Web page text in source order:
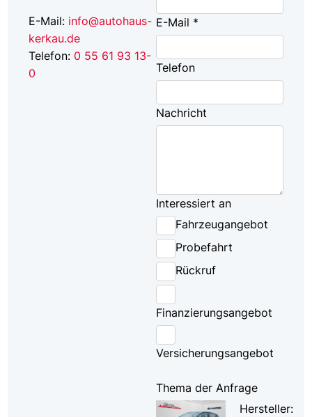
E-Mail: info@autohaus-
kerkau.de
Telefon: 0 55 61 93 13-
0
E-Mail *
Telefon
Nachricht
Interessiert an
Fahrzeugangebot
Probefahrt
Rückruf
Finanzierungsangebot
Versicherungsangebot
Thema der Anfrage
Hersteller: